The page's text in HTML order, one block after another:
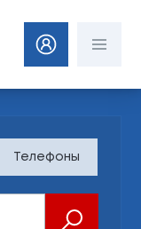
Телефоны